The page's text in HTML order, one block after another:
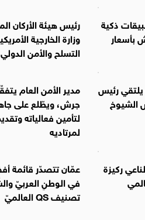
ذكية
بأسعار
رئيس هيئة الأركان
وزارة الخارجية
التسلح والأمن
يلتقي رئيس
الشيوخ
مدير الأمن العام
جرش، ويطّلع على
لتأمين فعالياته
لمرتاديه
ركيزة
عمّان تتصدّر قائمة
في الوطنِ العربيّ
تصنيف QS العالميّ